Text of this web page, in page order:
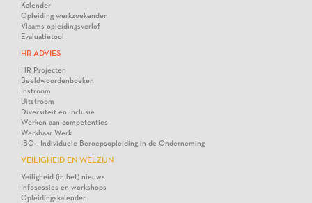
Kalender
Opleiding werkzoekenden
Vlaams opleidingsverlof
Evaluatietool
HR ADVIES
HR Projecten
Beeldwoordenboeken
Instroom
Uitstroom
Diversiteit en inclusie
Werken aan competenties
Werkbaar Werk
IBO - Individuele Beroepsopleiding in de Onderneming
VEILIGHEID EN WELZIJN
Veiligheid (in het) nieuws
Infosessies en workshops
Opleidingskalender